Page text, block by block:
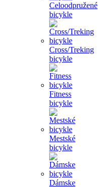
Celoodpružené
bicykle
Cross/Treking
bicykle
Fitness
bicykle
Mestské
bicykle
Dámske